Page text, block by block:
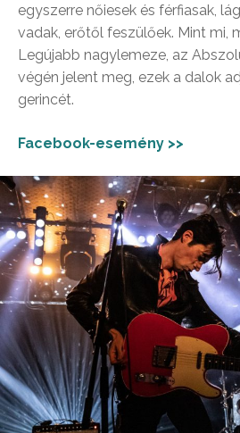
egyszerre nőiesek és férfiasak,
vadak, erőtől feszülőek. Mint mi,
Legújabb nagylemeze, az
végén jelent meg, ezek a dalok
gerincét.
Facebook-esemény >>